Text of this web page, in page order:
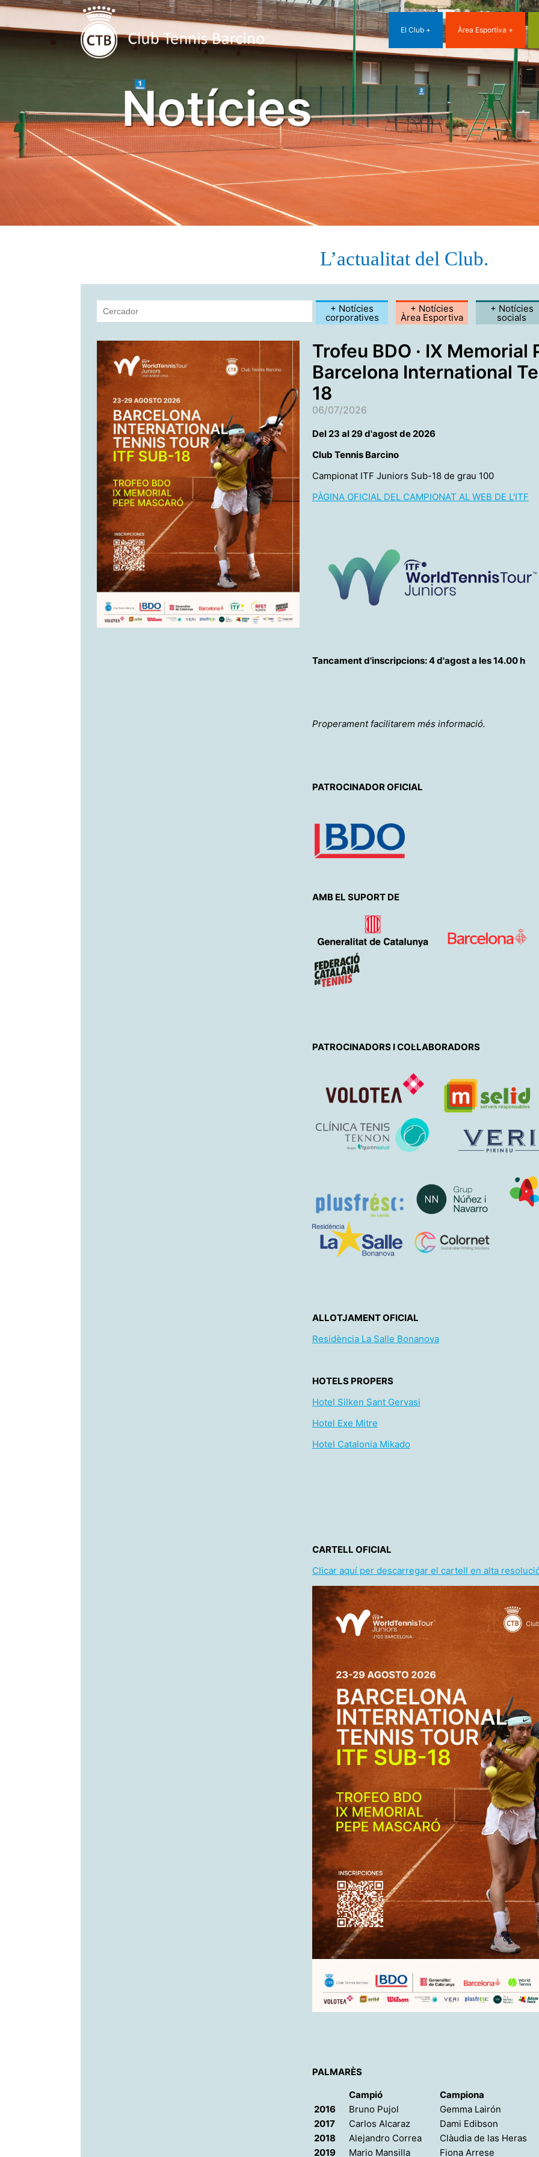
El Club Àrea Esportiva
Notícies
L’actualitat del Club.
+ Notícies
corporatives
+ Notícies
Àrea Esportiva
+ Notícies
socials
Trofeu BDO · IX Memorial
Barcelona International
18
06/07/2026
Del 23 al 29 d'agost de 2026
Club Tennis Barcino
Campionat ITF Juniors Sub-18 de grau 100
PÀGINA OFICIAL DEL CAMPIONAT AL WEB DE L'ITF
Tancament d'inscripcions: 4 d'agost a les 14.00 h
Properament facilitarem més informació.
PATROCINADOR OFICIAL
AMB EL SUPORT DE
PATROCINADORS I COL·LABORADORS
ALLOTJAMENT OFICIAL
Residència La Salle Bonanova
HOTELS PROPERS
Hotel Silken Sant Gervasi
Hotel Exe Mitre
Hotel Catalonia Mikado
CARTELL OFICIAL
Clicar aquí per descarregar el cartell en alta
PALMARÈS
Campió
Campiona
2016
Bruno Pujol
Gemma Lairón
2017
Carlos Alcaraz
Dami Edibson
2018
Alejandro Correa
Clàudia de las Heras
2019
Mario Mansilla Fiona Arrese